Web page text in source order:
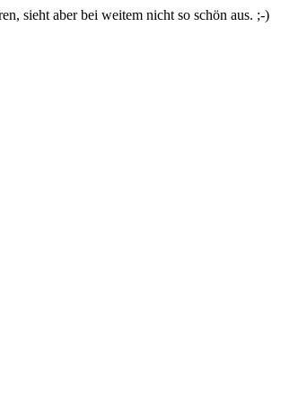
sieht aber bei weitem nicht so schön aus. ;-)